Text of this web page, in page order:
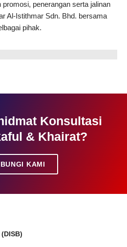
promosi, penerangan serta jalinan
Al-Istithmar Sdn. Bhd. bersama
pihak.
Konsultasi
& Khairat?
KAMI